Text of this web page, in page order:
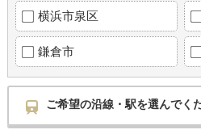
横浜市泉区
鎌倉市
ご希望の沿線・駅を選んでく